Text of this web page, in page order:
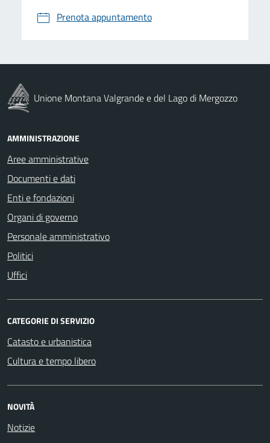
Prenota appuntamento
Unione Montana Valgrande e del Lago di Mergozzo
AMMINISTRAZIONE
Aree amministrative
Documenti e dati
Enti e fondazioni
Organi di governo
Personale amministrativo
Politici
Uffici
CATEGORIE DI SERVIZIO
Catasto e urbanistica
Cultura e tempo libero
NOVITÀ
Notizie